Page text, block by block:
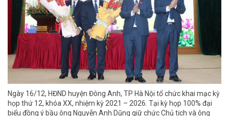
Ngày 16/12, HĐND huyện Đông Anh, TP Hà Nội tổ chức khai mạc kỳ
họp thứ 12, khóa XX, nhiệm kỳ 2021 – 2026. Tại kỳ họp 100% đại
biểu đồng ý bầu ông Nguyễn Anh Dũng giữ chức Chủ tịch và ông